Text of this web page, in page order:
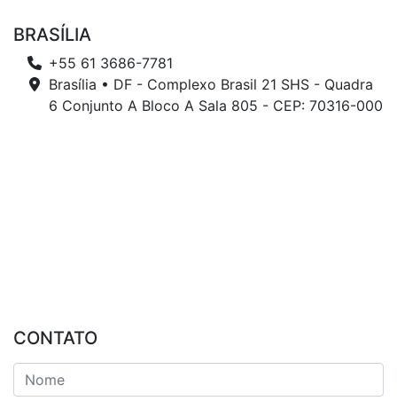
BRASÍLIA
+55 61 3686-7781
Brasília • DF - Complexo Brasil 21 SHS - Quadra
6 Conjunto A Bloco A Sala 805 - CEP: 70316-000
CONTATO